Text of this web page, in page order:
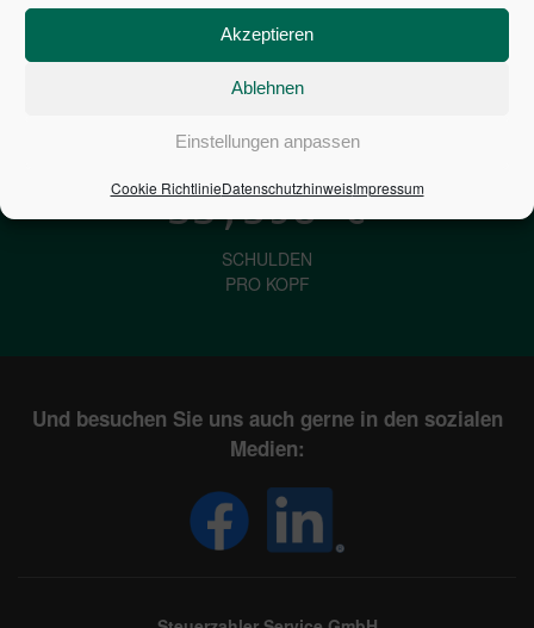
Akzeptieren
Ablehnen
Einstellungen anpassen
Cookie RichtlinieDatenschutzhinweisImpressum
2,804,365,633,057
STAATSVERSCHULDUNG
33,598€
SCHULDEN
PRO KOPF
Und besuchen Sie uns auch gerne in den sozialen
Medien: